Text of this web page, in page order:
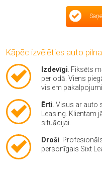
Kāpēc izvēlēties auto
Izdevīgi . Fiksēts
periodā. Viens
visiem
Ērti . Visus ar
Leasing. Klientam
situācijai.
Droši .
personīgais Sixt